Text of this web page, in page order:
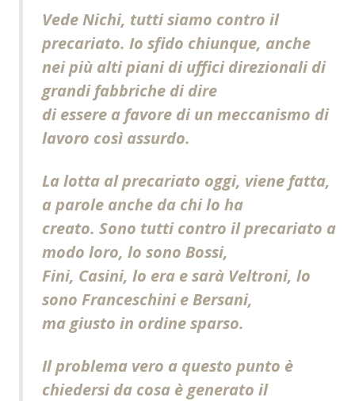
Vede Nichi, tutti siamo contro il
precariato. Io sfido chiunque, anche
nei più alti piani di uffici direzionali di
grandi fabbriche di dire
di essere a favore di un meccanismo di
lavoro così assurdo.
La lotta al precariato oggi, viene fatta,
a parole anche da chi lo ha
creato. Sono tutti contro il precariato a
modo loro, lo sono Bossi,
Fini, Casini, lo era e sarà Veltroni, lo
sono Franceschini e Bersani,
ma giusto in ordine sparso.
Il problema vero a questo punto è
chiedersi da cosa è generato il